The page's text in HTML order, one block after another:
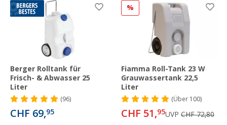
Berger Rolltank für
Frisch- & Abwasser 25
Liter
(96)
CHF 69,95
%
Fiamma Roll-Tank 23 W
Grauwassertank 22,5
Liter
(Über100)
CHF 51,95UVP CHF 72,80